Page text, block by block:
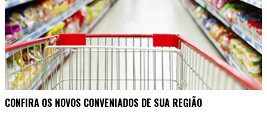
CONFIRA OS NOVOS CONVENIADOS DE SUA REGIÃO